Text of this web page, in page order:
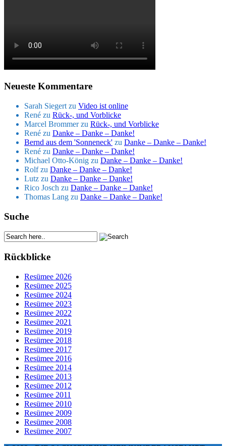
Neueste Kommentare
Sarah Siegert zu Video ist online
René zu Rück-, und Vorblicke
Marcel Brommerzu Rück-, und Vorblicke
René zu Danke – Danke – Danke!
Bernd aus dem 'Sonneneck' zu Danke – Danke – Danke!
René zu Danke – Danke – Danke!
Michael Otto-König zu Danke – Danke – Danke!
Rolfzu Danke – Danke – Danke!
Lutz zu Danke – Danke – Danke!
Rico Josch zu Danke – Danke – Danke!
Thomas Lang zu Danke – Danke – Danke!
Suche
Rückblicke
Resümee 2026
Resümee 2025
Resümee 2024
Resümee 2023
Resümee 2022
Resümee 2021
Resümee 2019
Resümee 2018
Resümee 2017
Resümee 2016
Resümee 2014
Resümee 2013
Resümee 2012
Resümee 2011
Resümee 2010
Resümee 2009
Resümee 2008
Resümee 2007